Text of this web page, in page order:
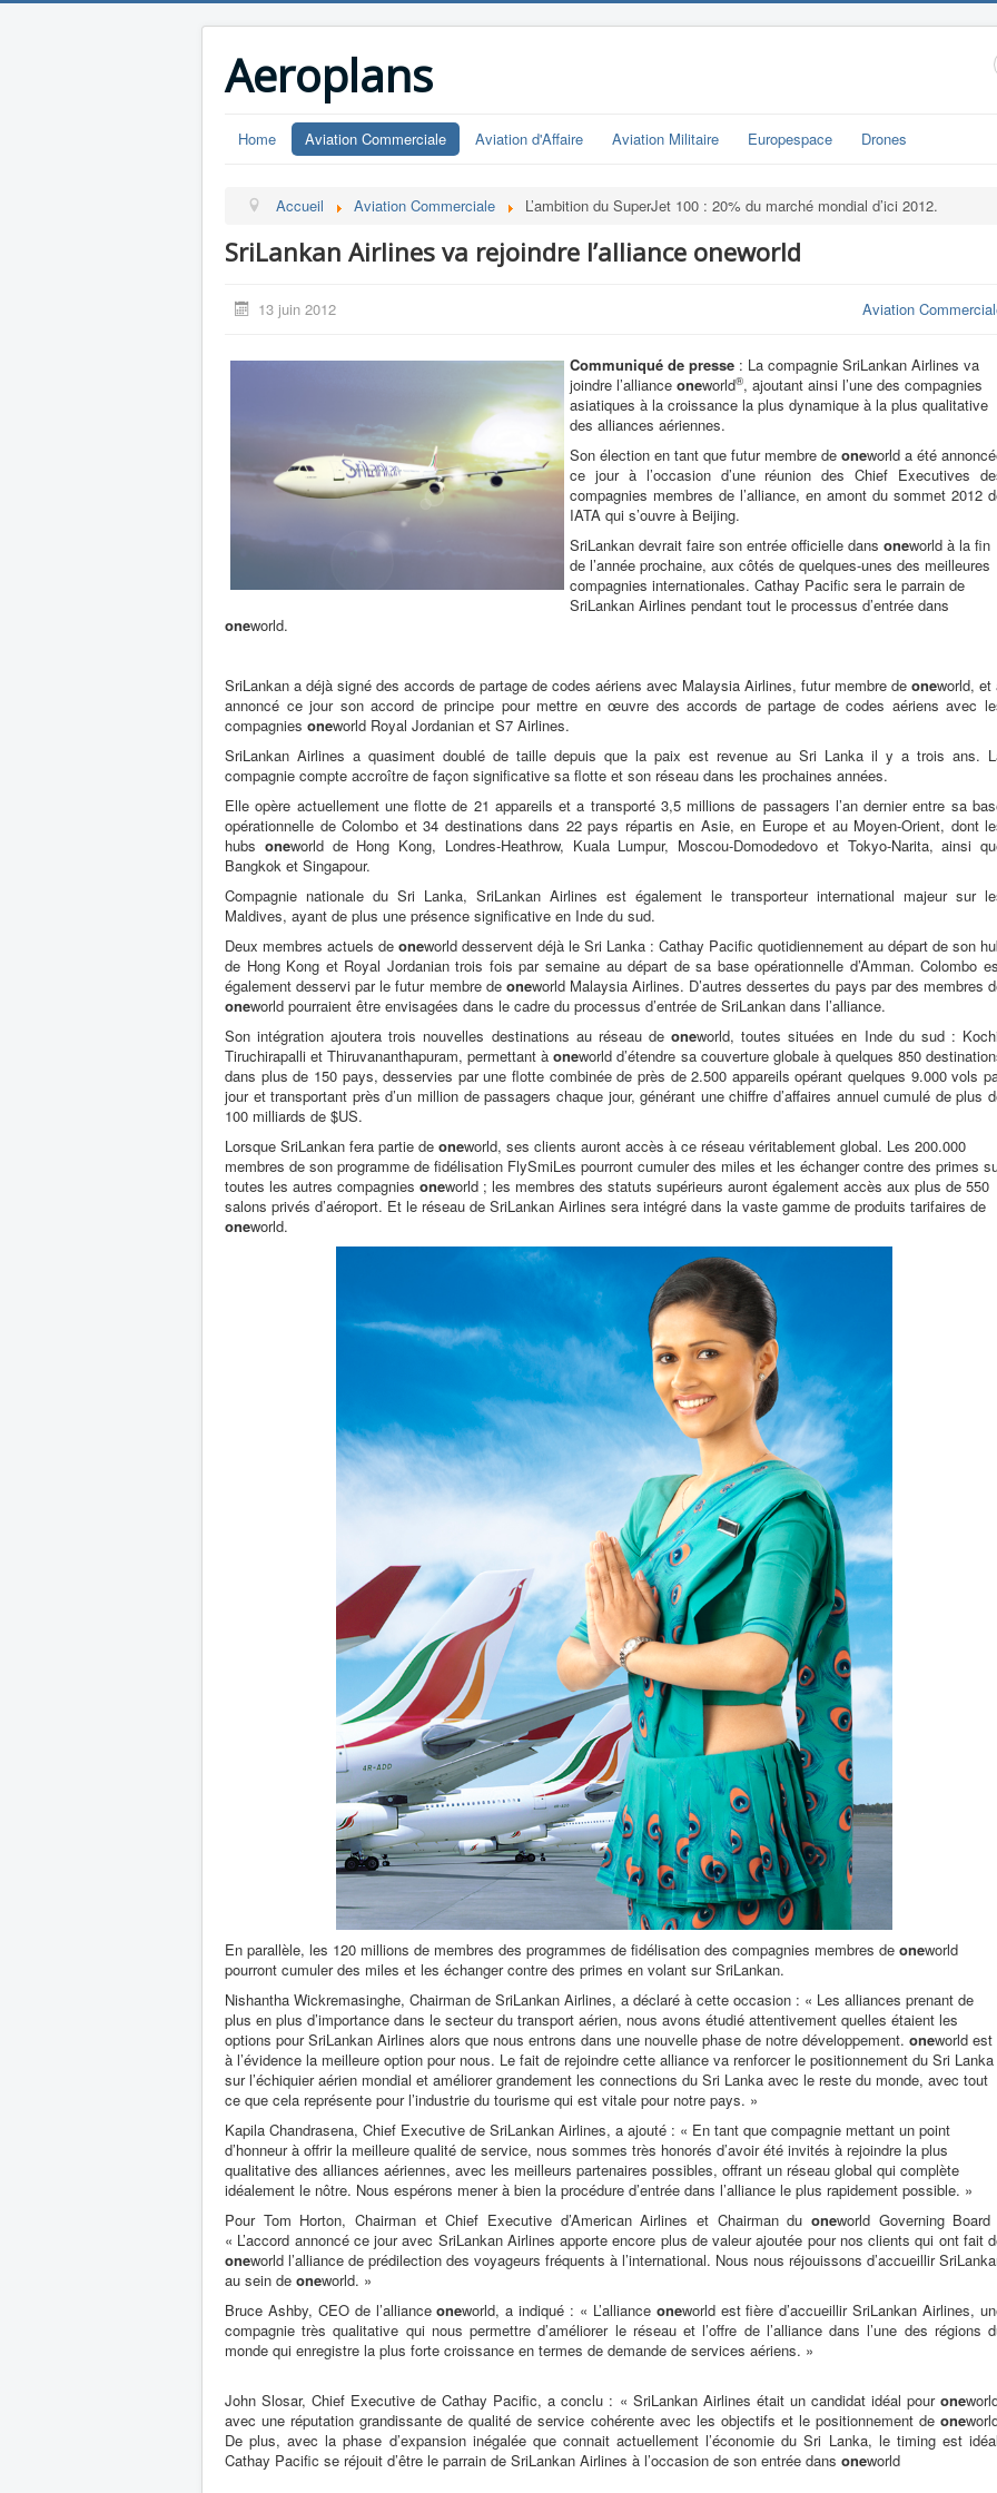
Aeroplans
Home Aviation Commerciale Aviation d'Affaire Aviation Militaire Europespace Drones
Accueil Aviation Commerciale L’ambition du SuperJet 100 : 20% du marché mondial d’ici 2012.
SriLankan Airlines va rejoindre l’alliance oneworld
13 juin 2012 Aviation
Communiqué de presse : La compagnie SriLankan Airlines va
joindre l’alliance oneworld®, ajoutant ainsi l’une des compagnies
asiatiques à la croissance la plus dynamique à la plus qualitative
des alliances aériennes.
Son élection en tant que futur membre de oneworld a été
ce jour à l’occasion d’une réunion des Chief Executives
compagnies membres de l’alliance, en amont du sommet 2012
IATA qui s’ouvre à Beijing.
SriLankan devrait faire son entrée officielle dans oneworld à la fin
de l’année prochaine, aux côtés de quelques-unes des meilleures
compagnies internationales. Cathay Pacific sera le parrain de
SriLankan Airlines pendant tout le processus d’entrée dans
oneworld.
SriLankan a déjà signé des accords de partage de codes aériens avec Malaysia Airlines, futur membre de oneworld, et
annoncé ce jour son accord de principe pour mettre en œuvre des accords de partage de codes aériens avec
compagnies oneworld Royal Jordanian et S7 Airlines.
SriLankan Airlines a quasiment doublé de taille depuis que la paix est revenue au Sri Lanka il y a trois ans.
compagnie compte accroître de façon significative sa flotte et son réseau dans les prochaines années.
Elle opère actuellement une flotte de 21 appareils et a transporté 3,5 millions de passagers l’an dernier entre sa
opérationnelle de Colombo et 34 destinations dans 22 pays répartis en Asie, en Europe et au Moyen-Orient, dont
hubs oneworld de Hong Kong, Londres-Heathrow, Kuala Lumpur, Moscou-Domodedovo et Tokyo-Narita, ainsi
Bangkok et Singapour.
Compagnie nationale du Sri Lanka, SriLankan Airlines est également le transporteur international majeur sur
Maldives, ayant de plus une présence significative en Inde du sud.
Deux membres actuels de oneworld desservent déjà le Sri Lanka : Cathay Pacific quotidiennement au départ de son
de Hong Kong et Royal Jordanian trois fois par semaine au départ de sa base opérationnelle d’Amman. Colombo
également desservi par le futur membre de oneworld Malaysia Airlines. D’autres dessertes du pays par des membres
oneworld pourraient être envisagées dans le cadre du processus d’entrée de SriLankan dans l’alliance.
Son intégration ajoutera trois nouvelles destinations au réseau deoneworld, toutes situées en Inde du sud :
Tiruchirapalli et Thiruvananthapuram, permettant àoneworld d’étendre sa couverture globale à quelques 850
dans plus de 150 pays, desservies par une flotte combinée de près de 2.500 appareils opérant quelques 9.000 vols
jour et transportant près d’un million de passagers chaque jour, générant une chiffre d’affaires annuel cumulé de plus
100 milliards de $US.
Lorsque SriLankan fera partie de oneworld, ses clients auront accès à ce réseau véritablement global. Les 200.000
membres de son programme de fidélisation FlySmiLes pourront cumuler des miles et les échanger contre des primes
toutes les autres compagnies oneworld ; les membres des statuts supérieurs auront également accès aux plus de 550
salons privés d’aéroport. Et le réseau de SriLankan Airlines sera intégré dans la vaste gamme de produits tarifaires de
oneworld.
En parallèle, les 120 millions de membres des programmes de fidélisation des compagnies membres de oneworld
pourront cumuler des miles et les échanger contre des primes en volant sur SriLankan.
Nishantha Wickremasinghe, Chairman de SriLankan Airlines, a déclaré à cette occasion : « Les alliances prenant de
plus en plus d’importance dans le secteur du transport aérien, nous avons étudié attentivement quelles étaient les
options pour SriLankan Airlines alors que nous entrons dans une nouvelle phase de notre développement. oneworld est
à l’évidence la meilleure option pour nous. Le fait de rejoindre cette alliance va renforcer le positionnement du Sri Lanka
sur l’échiquier aérien mondial et améliorer grandement les connections du Sri Lanka avec le reste du monde, avec tout
ce que cela représente pour l’industrie du tourisme qui est vitale pour notre pays. »
Kapila Chandrasena, Chief Executive de SriLankan Airlines, a ajouté : « En tant que compagnie mettant un point
d’honneur à offrir la meilleure qualité de service, nous sommes très honorés d’avoir été invités à rejoindre la plus
qualitative des alliances aériennes, avec les meilleurs partenaires possibles, offrant un réseau global qui complète
idéalement le nôtre. Nous espérons mener à bien la procédure d’entrée dans l’alliance le plus rapidement possible. »
Pour Tom Horton, Chairman et Chief Executive d’American Airlines et Chairman du oneworld Governing
« L’accord annoncé ce jour avec SriLankan Airlines apporte encore plus de valeur ajoutée pour nos clients qui ont fait
oneworld l’alliance de prédilection des voyageurs fréquents à l’international. Nous nous réjouissons d’accueillir
au sein de oneworld. »
Bruce Ashby, CEO de l’allianceoneworld, a indiqué : « L’alliance oneworld est fière d’accueillir SriLankan Airlines,
compagnie très qualitative qui nous permettre d’améliorer le réseau et l’offre de l’alliance dans l’une des régions
monde qui enregistre la plus forte croissance en termes de demande de services aériens. »
John Slosar, Chief Executive de Cathay Pacific, a conclu : « SriLankan Airlines était un candidat idéal pour one
avec une réputation grandissante de qualité de service cohérente avec les objectifs et le positionnement de one
De plus, avec la phase d’expansion inégalée que connait actuellement l’économie du Sri Lanka, le timing est
Cathay Pacific se réjouit d’être le parrain de SriLankan Airlines à l’occasion de son entrée dans oneworld